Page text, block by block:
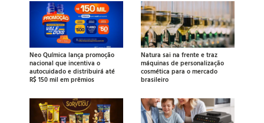
Neo Química lança promoção
nacional que incentiva o
autocuidado e distribuirá até
R$ 150 mil em prêmios
Natura sai na frente e traz
máquinas de personalização
cosmética para o mercado
brasileiro